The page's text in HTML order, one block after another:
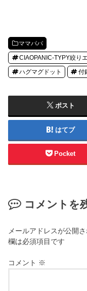
ママパパ
CIAOPANIC-TYPY絞り
ハグマグドット 付
ポスト
はてブ
Pocket
コメントを
メールアドレスが公開
欄は必須項目です
コメント ※